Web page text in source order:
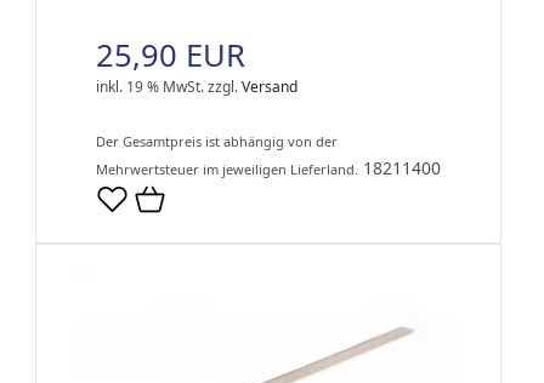
25,90 EUR
inkl. 19 % MwSt.zzgl.Versand
Der Gesamtpreis ist abhängig von der
Mehrwertsteuer im jeweiligen Lieferland. 18211400